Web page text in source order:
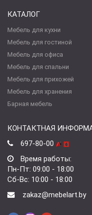
КАТАЛОГ
Мебель для кухни
Мебель для гостиной
Мебель для офиса
Мебель для спальни
Мебель для прихожей
Мебель для хранения
Барная мебель
КОНТАКТНАЯ
697-80-00
Время работы:
Пн-Пт: 09:00 - 18:00
Сб-Вс: 10:00 - 18:00
zakaz@mebelart.by